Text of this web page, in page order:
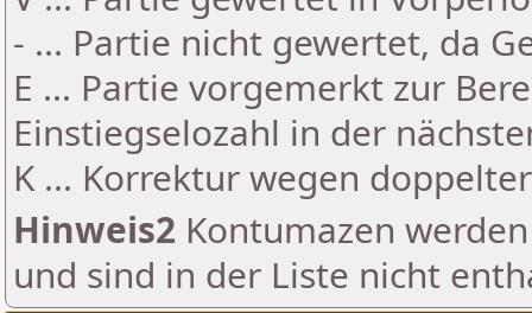
- ... Partie nicht gewertet, da
E ... Partie vorgemerkt zur
Einstiegselozahl in der
K ... Korrektur wegen
Hinweis2 Kontumazen
und sind in der Liste nicht